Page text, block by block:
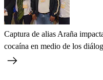
Captura de alias Araña
cocaína en medio de los